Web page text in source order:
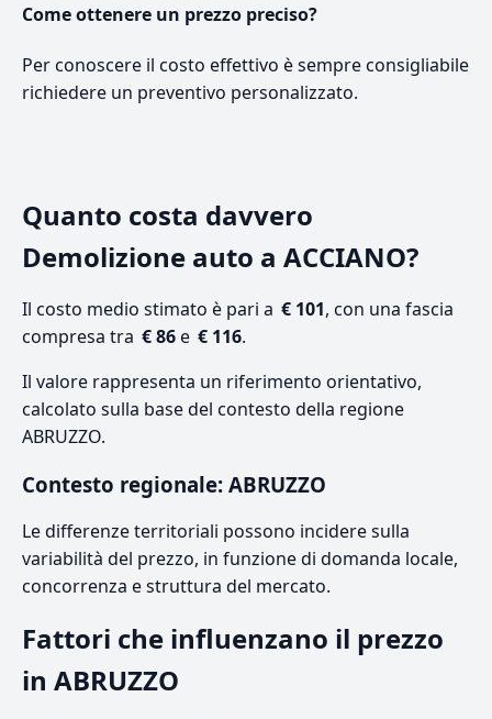
Come ottenere un prezzo preciso?
Per conoscere il costo effettivo è sempre consigliabile
richiedere un preventivo personalizzato.
Quanto costa davvero
Demolizione auto a ACCIANO?
Il costo medio stimato è pari a € 101, con una fascia
compresa tra € 86e € 116.
Il valore rappresenta un riferimento orientativo,
calcolato sulla base del contesto della regione
ABRUZZO.
Contesto regionale: ABRUZZO
Le differenze territoriali possono incidere sulla
variabilità del prezzo, in funzione di domanda locale,
concorrenza e struttura del mercato.
Fattori che influenzano il prezzo
in ABRUZZO